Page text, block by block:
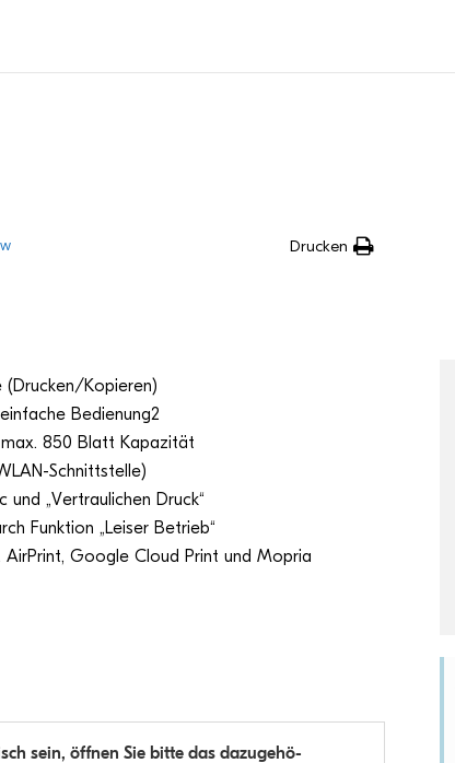
Drucken
Kopieren)
Bedienung2
850 Blatt Kapazität
Schnittstelle)
und „Ver­trau­li­chen Druck“
Funk­tion „Lei­ser Betrieb“
Google Cloud Print und Mopria
sein, öff­nen Sie bitte das dazu­ge­hö­